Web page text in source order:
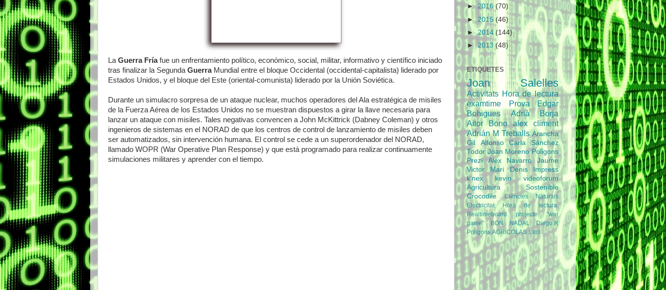
La Guerra Fríafue un enfrentamiento político, económico, social, militar, informativo y científico iniciado
tras finalizar la Segunda GuerraMundial entre el bloque Occidental (occidental-capitalista) liderado por
Estados Unidos, y el bloque del Este (oriental-comunista) liderado por la Unión Soviética.
Durante un simulacro sorpresa de un ataque nuclear, muchos operadores del Ala estratégica de misiles
de la Fuerza Aérea de los Estados Unidos no se muestran dispuestos a girar la llave necesaria para
lanzar un ataque con misiles. Tales negativas convencen a John McKittrick (Dabney Coleman) y otros
ingenieros de sistemas en el NORAD de que los centros de control de lanzamiento de misiles deben
ser automatizados, sin intervención humana. El control se cede a un superordenador del NORAD,
llamado WOPR (War Operative Plan Response) y que está programado para realizar continuamente
simulaciones militares y aprender con el tiempo.
►2016(70)
► 2015(46)
►2014 (144)
►2013(48)
ETIQUETES
Joan Salelles
Activitats Hora de lectura
examtime
Prova
Edgar
Bohigues
Adrià
Borja
Aitor Bono
alex climent
Adrián M Treballs Arancha
Gil
Alfonso
Carla Sánchez
Todor Joan Moreno Poligons
Prezi
Alex Navarro
Jaume
Victor Mari
Denis
Impress
k'nex
kevin
videoforum
Agricultura Sostenible
Crocodile
Ciències Naturals
Electricitat
Hora de lectura.
Realtimeboard
projecte
''war
game''
BON NADAL
Diego.R
Polígons AGRÍCOLAS 1983